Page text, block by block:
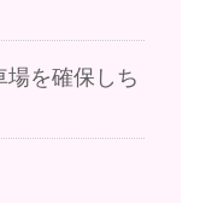
場を確保しち